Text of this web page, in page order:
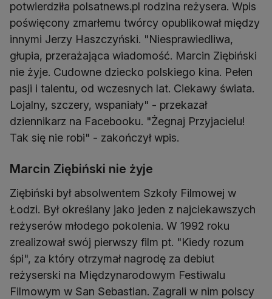
potwierdziła polsatnews.pl rodzina reżysera. Wpis
poświęcony zmarłemu twórcy opublikował między
innymi Jerzy Haszczyński. "Niesprawiedliwa,
głupia, przerażająca wiadomość. Marcin Ziębiński
nie żyje. Cudowne dziecko polskiego kina. Pełen
pasji i talentu, od wczesnych lat. Ciekawy świata.
Lojalny, szczery, wspaniały" - przekazał
dziennikarz na Facebooku. "Żegnaj Przyjacielu!
Tak się nie robi" - zakończył wpis.
Marcin Ziębiński nie żyje
Ziębiński był absolwentem Szkoły Filmowej w
Łodzi. Był określany jako jeden z najciekawszych
reżyserów młodego pokolenia. W 1992 roku
zrealizował swój pierwszy film pt. "Kiedy rozum
śpi", za który otrzymał nagrodę za debiut
reżyserski na Międzynarodowym Festiwalu
Filmowym w San Sebastian. Zagrali w nim polscy